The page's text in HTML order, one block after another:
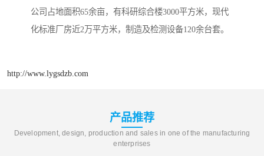
公司占地面积65余亩，有科研综合楼3000平方米，现代
化标准厂房近2万平方米，制造及检测设备120余台套。
http://www.lygsdzb.com
产品推荐
Development, design, production and sales in one of the manufacturing
enterprises